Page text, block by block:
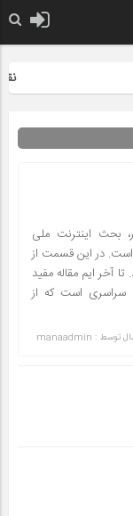
نقش
بحث اینترنت ملی
در این قسمت از
آخر ایم مقاله مفید
سراسری است که از
توسط : manaadmin